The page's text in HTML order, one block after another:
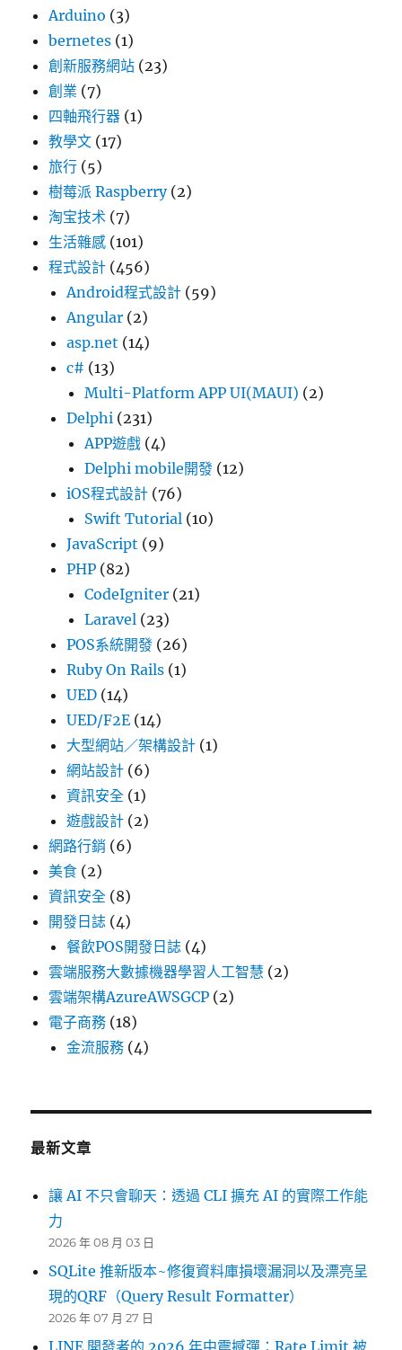
Arduino (3)
bernetes (1)
創新服務網站 (23)
創業 (7)
四軸飛行器 (1)
教學文 (17)
旅行 (5)
樹莓派 Raspberry(2)
淘宝技术 (7)
生活雜感 (101)
程式設計 (456)
Android程式設計 (59)
Angular (2)
asp.net (14)
c# (13)
Multi-Platform APP UI(MAUI) (2)
Delphi (231)
APP遊戲 (4)
Delphi mobile開發 (12)
iOS程式設計 (76)
Swift Tutorial (10)
JavaScript (9)
PHP (82)
CodeIgniter (21)
Laravel (23)
POS系統開發 (26)
Ruby On Rails (1)
UED (14)
UED/F2E (14)
大型網站／架構設計 (1)
網站設計 (6)
資訊安全 (1)
遊戲設計 (2)
網路行銷 (6)
美食 (2)
資訊安全 (8)
開發日誌 (4)
餐飲POS開發日誌 (4)
雲端服務大數據機器學習人工智慧 (2)
雲端架構AzureAWSGCP (2)
電子商務 (18)
金流服務 (4)
最新文章
讓 AI 不只會聊天：透過 CLI 擴充 AI 的實際工作能
力
2026 年 08 月 03 日
SQLite 推新版本~修復資料庫損壞漏洞以及漂亮呈
現的QRF（Query Result Formatter）
2026 年 07 月 27 日
LINE 開發者的 2026 年中震撼彈：Rate Limit 被